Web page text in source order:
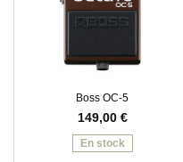
Boss OC-5
149,00 €
En stock